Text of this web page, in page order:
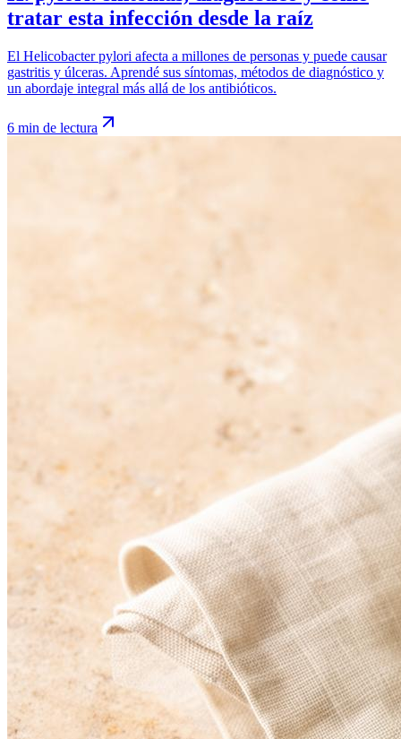
tratar esta infección desde la raíz
El Helicobacter pylori afecta a millones de personas y puede causar
gastritis y úlceras. Aprendé sus síntomas, métodos de diagnóstico y
un abordaje integral más allá de los antibióticos.
6 min de lectura